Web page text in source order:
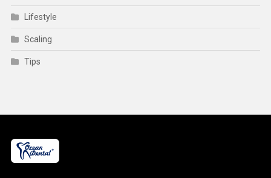
Lifestyle
Scaling
Tips